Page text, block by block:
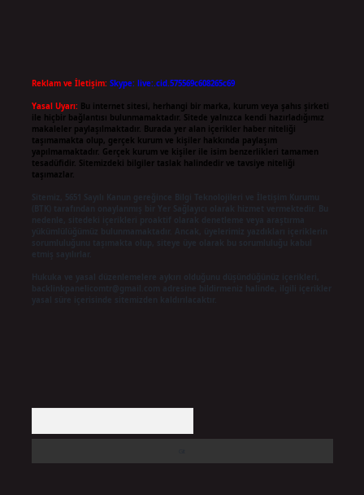
Reklam ve İletişim: Skype: live:.cid.575569c608265c69
Yasal Uyarı: Bu internet sitesi, herhangi bir marka, kurum veya şahıs şirketi
ile hiçbir bağlantısı bulunmamaktadır. Sitede yalnızca kendi hazırladığımız
makaleler paylaşılmaktadır. Burada yer alan içerikler haber niteliği
taşımamakta olup, gerçek kurum ve kişiler hakkında paylaşım
yapılmamaktadır. Gerçek kurum ve kişiler ile isim benzerlikleri tamamen
tesadüfidir. Sitemizdeki bilgiler taslak halindedir ve tavsiye niteliği
taşımazlar.
Sitemiz, 5651 Sayılı Kanun gereğince Bilgi Teknolojileri ve İletişim Kurumu
(BTK) tarafından onaylanmış bir Yer Sağlayıcı olarak hizmet vermektedir. Bu
nedenle, sitedeki içerikleri proaktif olarak denetleme veya araştırma
yükümlülüğümüz bulunmamaktadır. Ancak, üyelerimiz yazdıkları içeriklerin
Hukuka ve yasal düzenlemelere aykırı olduğunu düşündüğünüz içerikleri,